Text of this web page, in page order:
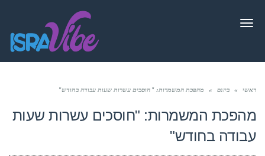
תפריט
ראשי » ביזנס » מהפכת המשמרות: "חוסכים עשרות שעות עבודה בחודש"
מהפכת המשמרות: "חוסכים עשרות שעות
עבודה בחודש"